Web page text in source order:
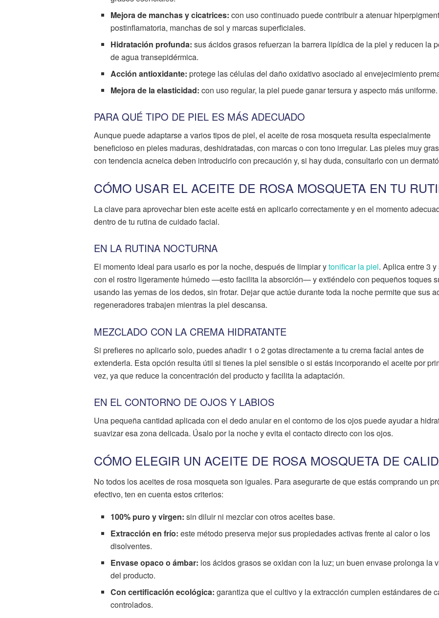
Mejora de manchas y cicatrices: con uso continuado puede contribuir a atenuar
postinflamatoria, manchas de sol y marcas superficiales.
Hidratación profunda: sus ácidos grasos refuerzan la barrera lipídica de la piel y reducen la
de agua transepidérmica.
Acción antioxidante: protege las células del daño oxidativo asociado al envejecimiento
Mejora de la elasticidad: con uso regular, la piel puede ganar tersura y aspecto más uniforme.
PARA QUÉ TIPO DE PIEL ES MÁS ADECUADO
Aunque puede adaptarse a varios tipos de piel, el aceite de rosa mosqueta resulta especialmente
beneficioso en pieles maduras, deshidratadas, con marcas o con tono irregular. Las pieles muy
con tendencia acneica deben introducirlo con precaución y, si hay duda, consultarlo con un
CÓMO USAR EL ACEITE DE ROSA MOSQUETA EN TU
La clave para aprovechar bien este aceite está en aplicarlo correctamente y en el momento
dentro de tu rutina de cuidado facial.
EN LA RUTINA NOCTURNA
El momento ideal para usarlo es por la noche, después de limpiar ytonificar la piel. Aplica entre 3
con el rostro ligeramente húmedo —esto facilita la absorción— y extiéndelo con pequeños toques
usando las yemas de los dedos, sin frotar. Dejar que actúe durante toda la noche permite que sus
regeneradores trabajen mientras la piel descansa.
MEZCLADO CON LA CREMA HIDRATANTE
Si prefieres no aplicarlo solo, puedes añadir 1 o 2 gotas directamente a tu crema facial antes de
extenderla. Esta opción resulta útil si tienes la piel sensible o si estás incorporando el aceite por
vez, ya que reduce la concentración del producto y facilita la adaptación.
EN EL CONTORNO DE OJOS Y LABIOS
Una pequeña cantidad aplicada con el dedo anular en el contorno de los ojos puede ayudar a
suavizar esa zona delicada. Úsalo por la noche y evita el contacto directo con los ojos.
CÓMO ELEGIR UN ACEITE DE ROSA MOSQUETA DE
No todos los aceites de rosa mosqueta son iguales. Para asegurarte de que estás comprando un
efectivo, ten en cuenta estos criterios:
100% puro y virgen: sin diluir ni mezclar con otros aceites base.
Extracción en frío: este método preserva mejor sus propiedades activas frente al calor o los
disolventes.
Envase opaco o ámbar: los ácidos grasos se oxidan con la luz; un buen envase prolonga la
del producto.
Con certificación ecológica: garantiza que el cultivo y la extracción cumplen estándares de
controlados.